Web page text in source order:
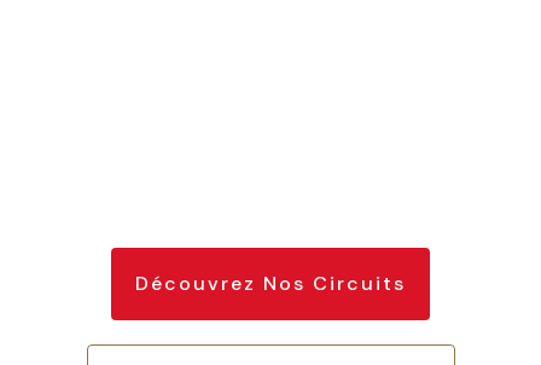
Découvrez Nos Circuits